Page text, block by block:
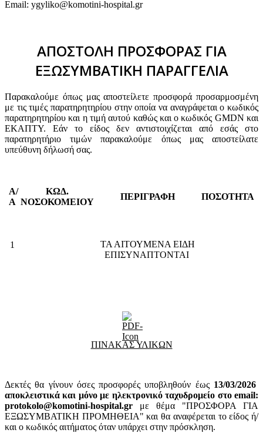
Email: ygyliko@komotini-hospital.gr
ΑΠΟΣΤΟΛΗ ΠΡΟΣΦΟΡΑΣ ΓΙΑ
ΕΞΩΣΥΜΒΑΤΙΚΗ ΠΑΡΑΓΓΕΛΙΑ
Παρακαλούμε όπως μας αποστείλετε προσφορά προσαρμοσμένη
με τις τιμές παρατηρητηρίου στην οποία να αναγράφεται ο κωδικός
παρατηρητηρίου και η τιμή αυτού καθώς και ο κωδικός GMDN και
ΕΚΑΠΤΥ. Εάν το είδος δεν αντιστοιχίζεται από εσάς στο
παρατηρητήριο τιμών παρακαλούμε όπως μας αποστείλατε
υπεύθυνη δήλωσή σας.
Α/
Α
ΚΩΔ.
ΝΟΣΟΚΟΜΕΙΟΥ
ΠΕΡΙΓΡΑΦΗ ΠΟΣΟΤΗΤΑ
1
ΤΑ ΑΙΤΟΥΜΕΝΑ ΕΙΔΗ
ΕΠΙΣΥΝΑΠΤΟΝΤΑΙ
ΠΙΝΑΚΑΣ ΥΛΙΚΩΝ
Δεκτές θα γίνουν όσες προσφορές υποβληθούν έως 13/03/2026
αποκλειστικά και μόνο με ηλεκτρονικό ταχυδρομείο στο email:
protokolo@komotini-hospital.gr με θέμα "ΠΡΟΣΦΟΡΑ ΓΙΑ
ΕΞΩΣΥΜΒΑΤΙΚΗ ΠΡΟΜΗΘΕΙΑ" και θα αναφέρεται το είδος ή/
και ο κωδικός αιτήματος όταν υπάρχει στην πρόσκληση.